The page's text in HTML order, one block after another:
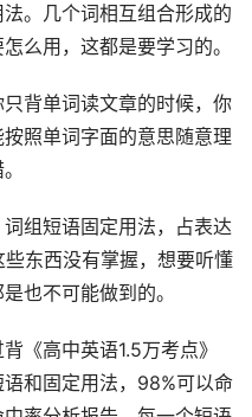
。几个词相互组合形成的
么用，这都是要学习的。
背单词读文章的时候，你
照单词字面的意思随意理
组短语固定用法，占表达
东西没有掌握，想要听懂
也不可能做到的。
高中英语1.5万考点》
和固定用法，98%可以命